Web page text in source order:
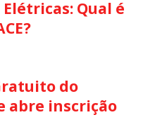
Qual é
do
abre inscrição